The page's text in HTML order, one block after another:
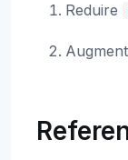
Reduire